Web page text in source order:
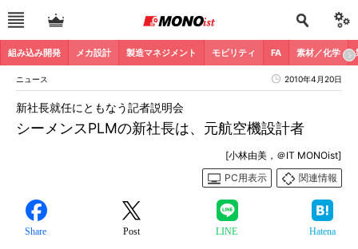
組み込み開発 メカ設計 製造マネジメント モビリティ FA 素材／化学
ニュース 2010年4月20日
シーメンスPLMの新社長は、元航空機設計者
新社長就任にともなう記者説明会
[小林由美，＠IT MONOist]
PC用表示
関連情報
Share Post LINE Hatena